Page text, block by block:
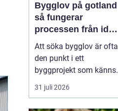
Bygglov på gotland
så fungerar
processen från idé
till godkänt beslut
Att söka bygglov är ofta
den punkt i ett
byggprojekt som känns
mest osäker. Frågorna
hopar sig: vilka
31 juli 2026